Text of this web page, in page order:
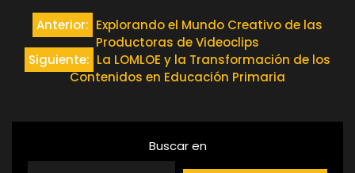
Navegación
de
entradas
Anterior: Explorando el Mundo Creativo de las
Productoras de Videoclips
Siguiente: La LOMLOE y la Transformación de los
Contenidos en Educación Primaria
Buscar en